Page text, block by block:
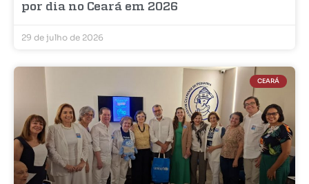
por dia no Ceará em 2026
29 de julho de 2026
CEARÁ